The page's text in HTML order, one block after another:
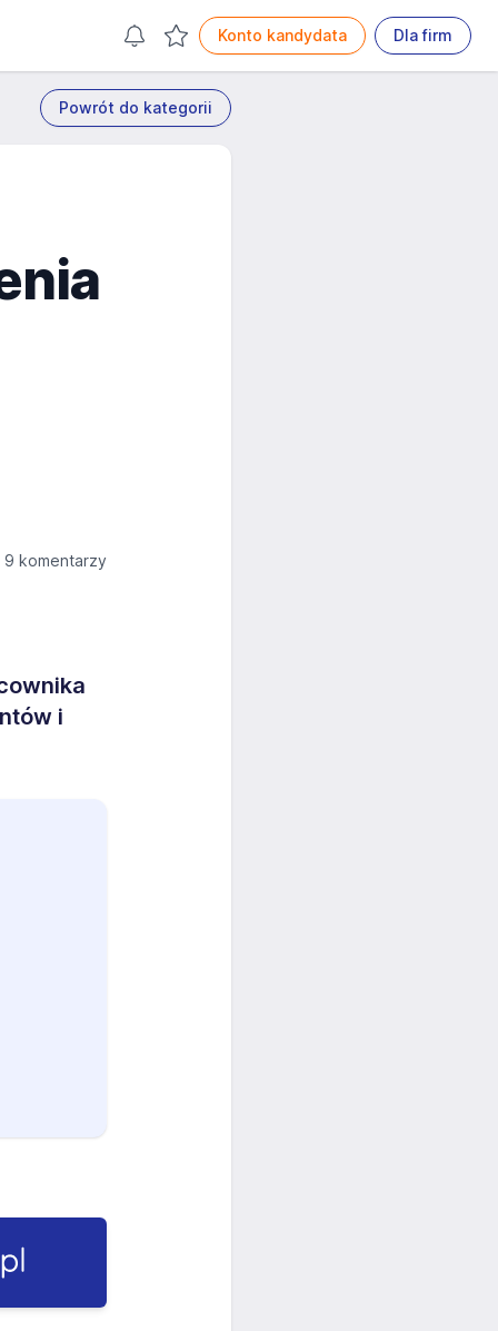
Konto kandydata Dla firm
Powrót do kategorii
9 komentarzy
i